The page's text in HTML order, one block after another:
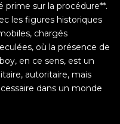
prime sur la procédure**.
les figures historiques
chargés
où la présence de
en ce sens, est un
autoritaire, mais
dans un monde